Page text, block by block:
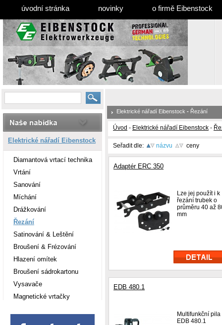
úvodní stránka novinky o firmě Eibenstock
Elektrické nářadí Eibenstock
Diamantová vrtací technika
Vrtání
Sanování
Míchání
Drážkování
Řezání
Satinování & Leštění
Broušení & Frézování
Hlazení omítek
Broušení sádrokartonu
Vysavače
Magnetické vrtačky
Elektrické nářadí Eibenstock - Řezání
Úvod - Elektrické nářadí Eibenstock -
Seřadit dle: názvu ceny
Adaptér ERC 350
Lze jej použít i k
řezání trubek o
průměru 40 až
mm
EDB 480.1
Multifunkční pila
EDB 480.1